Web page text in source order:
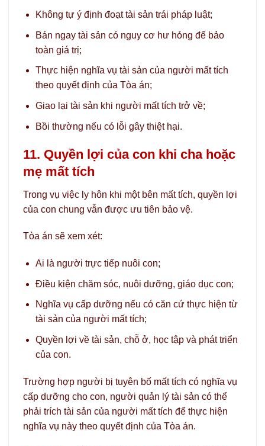
Không tự ý định đoạt tài sản trái pháp luật;
Bán ngay tài sản có nguy cơ hư hỏng để bảo
toàn giá trị;
Thực hiện nghĩa vụ tài sản của người mất tích
theo quyết định của Tòa án;
Giao lại tài sản khi người mất tích trở về;
Bồi thường nếu có lỗi gây thiệt hại.
11. Quyền lợi của con khi cha hoặc
mẹ mất tích
Trong vụ việc ly hôn khi một bên mất tích, quyền lợi
của con chung vẫn được ưu tiên bảo vệ.
Tòa án sẽ xem xét:
Ai là người trực tiếp nuôi con;
Điều kiện chăm sóc, nuôi dưỡng, giáo dục con;
Nghĩa vụ cấp dưỡng nếu có căn cứ thực hiện từ
tài sản của người mất tích;
Quyền lợi về tài sản, chỗ ở, học tập và phát triển
của con.
Trường hợp người bị tuyên bố mất tích có nghĩa vụ
cấp dưỡng cho con, người quản lý tài sản có thể
phải trích tài sản của người mất tích để thực hiện
nghĩa vụ này theo quyết định của Tòa án.